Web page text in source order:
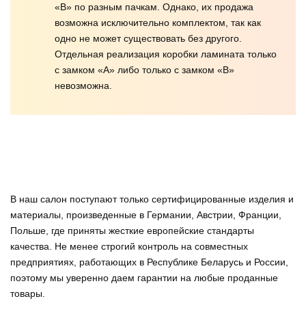
«В» по разным пачкам. Однако, их продажа
возможна исключительно комплектом, так как
одно не может существовать без другого.
Отдельная реализация коробки ламината только
с замком «А» либо только с замком «В»
невозможна.
В наш салон поступают только сертифицированные изделия и
материалы, произведенные в Германии, Австрии, Франции,
Польше, где приняты жесткие европейские стандарты
качества. Не менее строгий контроль на совместных
предприятиях, работающих в Республике Беларусь и России,
поэтому мы уверенно даем гарантии на любые проданные
товары